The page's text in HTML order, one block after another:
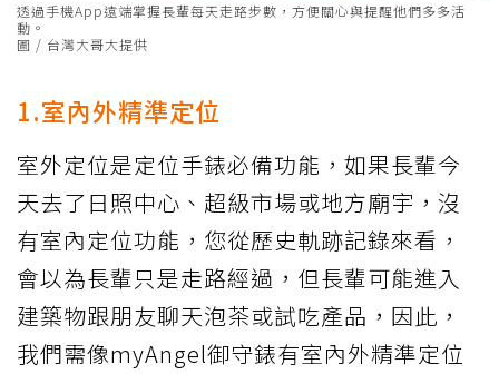
透過手機App遠端掌握長輩每天走路步數，方便關心與提醒他們多多活
動。
圖 / 台灣大哥大提供
1.室內外精準定位
室外定位是定位手錶必備功能，如果長輩今
天去了日照中心、超級市場或地方廟宇，沒
有室內定位功能，您從歷史軌跡記錄來看，
會以為長輩只是走路經過，但長輩可能進入
建築物跟朋友聊天泡茶或試吃產品，因此，
我們需像myAngel御守錶有室內外精準定位